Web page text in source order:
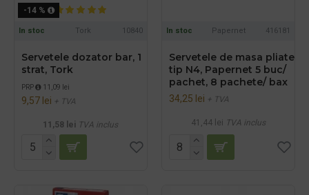
-14 %
In stoc Tork 10840
Servetele dozator bar, 1
strat, Tork
PRP 11,09 lei
9,57 lei + TVA
11,58 lei TVA inclus
In stoc Papernet 416181
Servetele de masa pliate
tip N4, Papernet 5 buc/
pachet, 8 pachete/ bax
34,25 lei + TVA
41,44 lei TVA inclus